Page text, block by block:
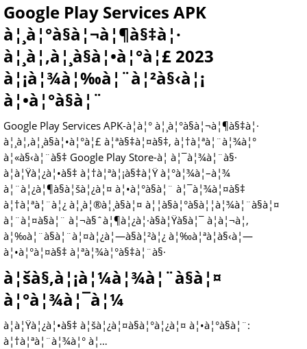
Google Play Services APK
à¦¸à¦°à§à¦¬à¦¶à§‡à¦·
à¦¸à¦‚à¦¸à§à¦•à¦°à¦£ 2023
à¦¡à¦¾à¦‰à¦¨à¦²à§‹à¦¡
à¦•à¦°à§à¦¨
Google Play Services APK-à¦à¦° à¦¸à¦°à§à¦¬à¦¶à§‡à¦·
à¦¸à¦‚à¦¸à§à¦•à¦°à¦£ à¦ªà§‡à¦¤à§‡, à¦†à¦ªà¦¨à¦¾à¦°
à¦«à§‹à¦¨à§‡ Google Play Store-à¦ à¦¯à¦¾à¦¨à§·
à¦à¦Ÿà¦¿à¦•à§‡ à¦†à¦ªà¦¡à§‡à¦Ÿ à¦°à¦¾à¦–à¦¾
à¦¨à¦¿à¦¶à§à¦šà¦¿à¦¤ à¦•à¦°à§à¦¨ à¦¯à¦¾à¦¤à§‡
à¦†à¦ªà¦¨à¦¿ à¦¸à¦®à¦¸à§à¦¤ à¦¦à§à¦°à§à¦¦à¦¾à¦¨à§à¦¤
à¦¨à¦¤à§à¦¨ à¦¬à§ˆà¦¶à¦¿à¦·à§à¦Ÿà§à¦¯ à¦à¦¬à¦‚
à¦‰à¦¨à§à¦¨à¦¤à¦¿à¦—à§à¦²à¦¿ à¦‰à¦ªà¦­à§‹à¦—
à¦•à¦°à¦¤à§‡ à¦ªà¦¾à¦°à§‡à¦¨à§·
à¦šà§‚à¦¡à¦¼à¦¾à¦¨à§à¦¤
à¦°à¦¾à¦¯à¦¼
à¦à¦Ÿà¦¿à¦•à§‡ à¦šà¦¿à¦¤à§à¦°à¦¿à¦¤ à¦•à¦°à§à¦¨:
à¦†à¦ªà¦¨à¦¾à¦° à¦…